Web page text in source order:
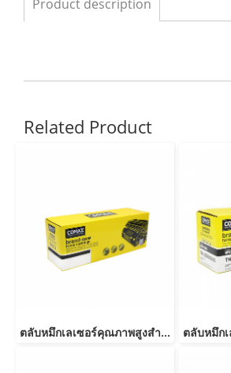
Product description
Related Product
ตลับหมึกเลเซอร์คุณภาพสูงสำหรับ Brother รุ่น TN2360/TN2380